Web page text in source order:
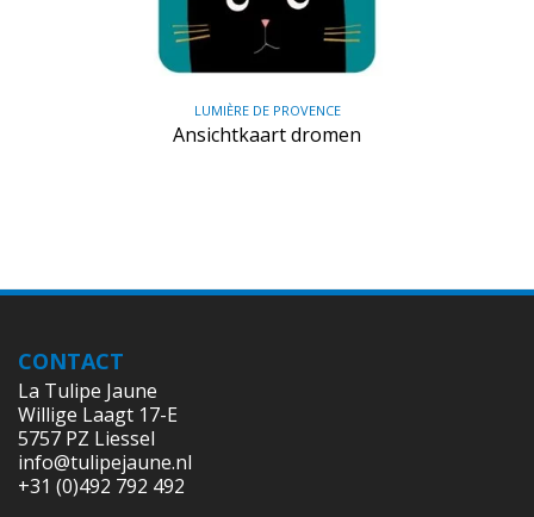
LUMIÈRE DE PROVENCE
Ansichtkaart dromen
CONTACT
La Tulipe Jaune
Willige Laagt 17-E
5757 PZ Liessel
info@tulipejaune.nl
+31 (0)492 792 492